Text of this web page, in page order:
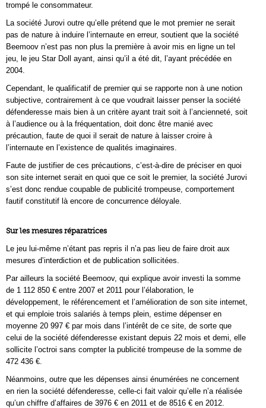
trompé le consommateur.
La société Jurovi outre qu’elle prétend que le mot premier ne serait
pas de nature à induire l’internaute en erreur, soutient que la société
Beemoov n’est pas non plus la première à avoir mis en ligne un tel
jeu, le jeu Star Doll ayant, ainsi qu’il a été dit, l’ayant précédée en
2004.
Cependant, le qualificatif de premier qui se rapporte non à une notion
subjective, contrairement à ce que voudrait laisser penser la société
défenderesse mais bien à un critère ayant trait soit à l’ancienneté, soit
à l’audience ou à la fréquentation, doit donc être manié avec
précaution, faute de quoi il serait de nature à laisser croire à
l’internaute en l’existence de qualités imaginaires.
Faute de justifier de ces précautions, c’est-à-dire de préciser en quoi
son site internet serait en quoi que ce soit le premier, la société Jurovi
s’est donc rendue coupable de publicité trompeuse, comportement
fautif constitutif là encore de concurrence déloyale.
Sur les mesures réparatrices
Le jeu lui-même n’étant pas repris il n’a pas lieu de faire droit aux
mesures d’interdiction et de publication sollicitées.
Par ailleurs la société Beemoov, qui explique avoir investi la somme
de 1 112 850 € entre 2007 et 2011 pour l’élaboration, le
développement, le référencement et l’amélioration de son site internet,
et qui emploie trois salariés à temps plein, estime dépenser en
moyenne 20 997 € par mois dans l’intérêt de ce site, de sorte que
celui de la société défenderesse existant depuis 22 mois et demi, elle
sollicite l’octroi sans compter la publicité trompeuse de la somme de
472 436 €.
Néanmoins, outre que les dépenses ainsi énumérées ne concernent
en rien la société défenderesse, celle-ci fait valoir qu’elle n’a réalisée
qu’un chiffre d’affaires de 3976 € en 2011 et de 8516 € en 2012.